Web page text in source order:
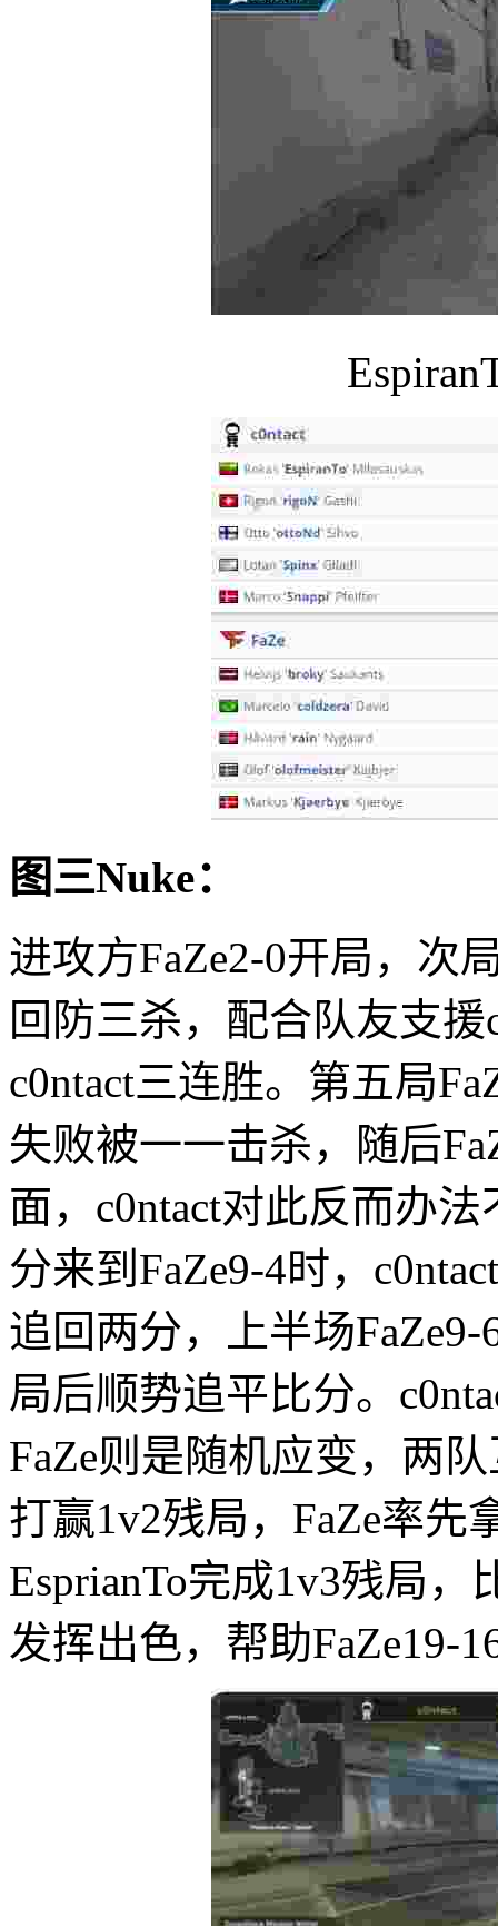
图三Nuke：
进攻方FaZe2-0开局，次
回防三杀，配合队友支援
c0ntact三连胜。第五局
失败被一一击杀，随后
面，c0ntact对此反而办
分来到FaZe9-4时，
追回两分，上半场
局后顺势追平比分。
FaZe则是随机应变，两
打赢1v2残局，FaZe率先
EsprianTo完成1v3残局
发挥出色，帮助FaZe19-